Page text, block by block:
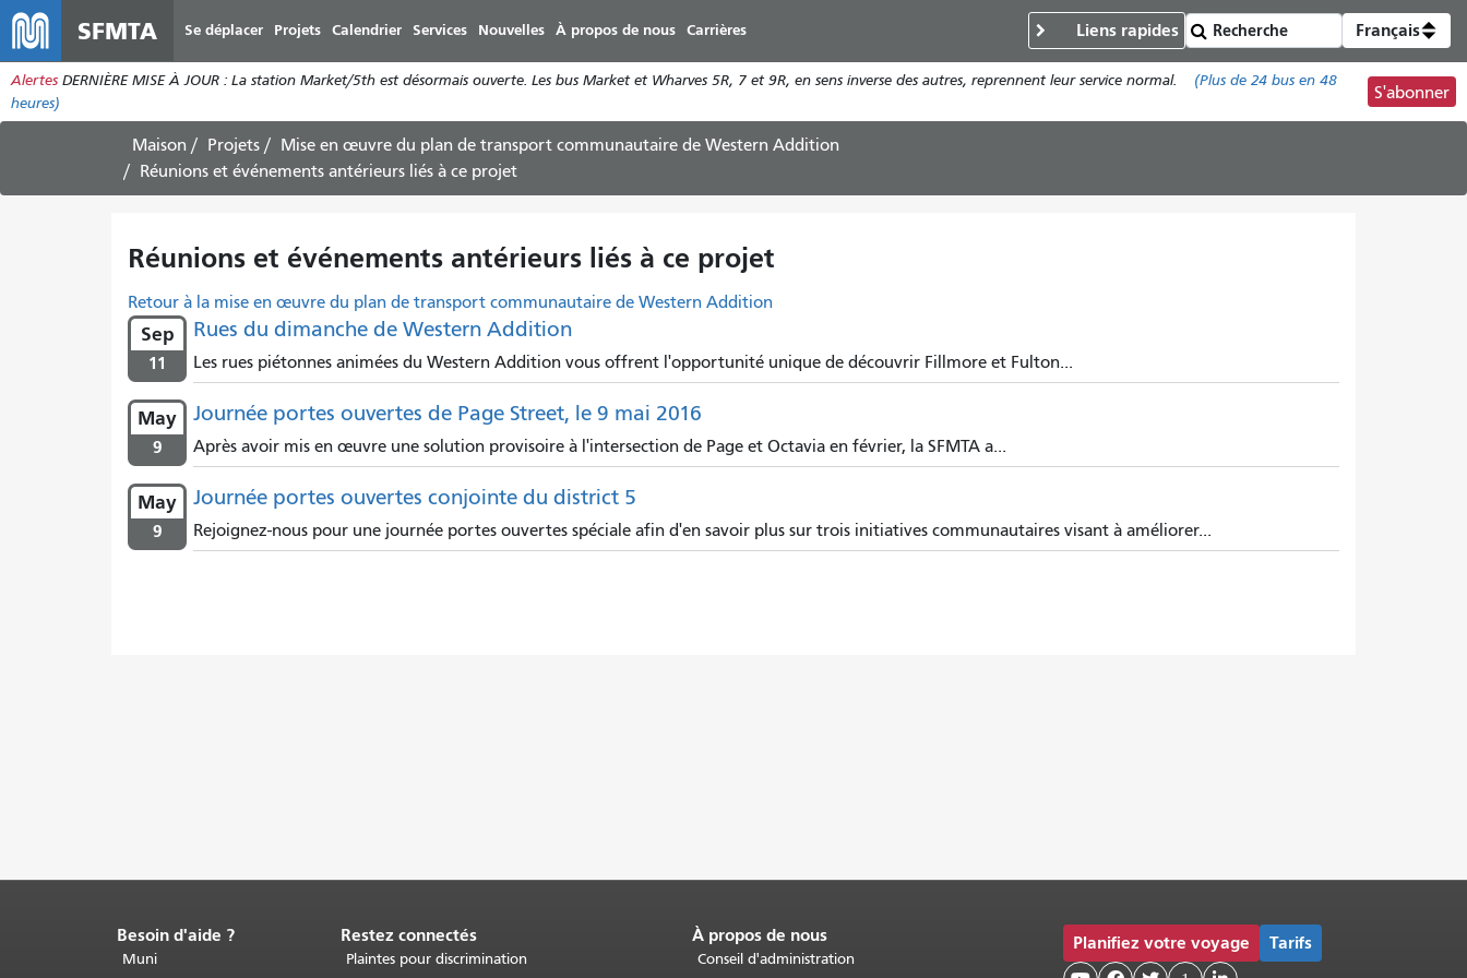
au
contenu
principal
SFMTA Se déplacer Projets Calendrier Services Nouvelles À propos de nous Carrières Liens rapides Français
Alertes DERNIÈRE MISE À JOUR : La station Market/5th est désormais ouverte. Les bus Market et Wharves 5R, 7 et 9R, en sens inverse des autres, reprennent leur service normal. (Plus de 24 bus en 48
heures)
S'abonner
Maison Projets
Mise en œuvre du plan de transport communautaire de Western Addition
Réunions et événements antérieurs liés à ce projet
Réunions et événements antérieurs liés à ce projet
Retour à la mise en œuvre du plan de transport communautaire de Western Addition
Sep
11
Rues du dimanche de Western Addition
Les rues piétonnes animées du Western Addition vous offrent l'opportunité unique de découvrir Fillmore et Fulton...
May
9
Journée portes ouvertes de Page Street, le 9 mai 2016
Après avoir mis en œuvre une solution provisoire à l'intersection de Page et Octavia en février, la SFMTA a...
May
9
Journée portes ouvertes conjointe du district 5
Rejoignez-nous pour une journée portes ouvertes spéciale afin d'en savoir plus sur trois initiatives communautaires visant à améliorer...
Fin
du
Besoin d'aide ?
Muni
Restez connectés
Plaintes pour discrimination
À propos de nous
Conseil d'administration
Planifiez votre voyage Tarifs